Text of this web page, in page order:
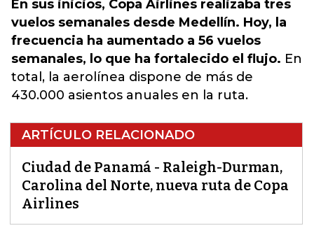
En sus inicios, Copa Airlines realizaba tres
vuelos semanales desde Medellín. Hoy, la
frecuencia ha aumentado a 56 vuelos
semanales, lo que ha fortalecido el flujo. En
total, la aerolínea dispone de más de
430.000 asientos anuales en la ruta.
ARTÍCULO RELACIONADO
Ciudad de Panamá - Raleigh-Durman,
Carolina del Norte, nueva ruta de Copa
Airlines